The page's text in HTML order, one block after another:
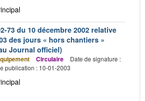
73 du 10 décembre 2002 relative
des jours « hors chantiers »
Journal officiel)
Circulaire
Date de signature :
publication : 10-01-2003